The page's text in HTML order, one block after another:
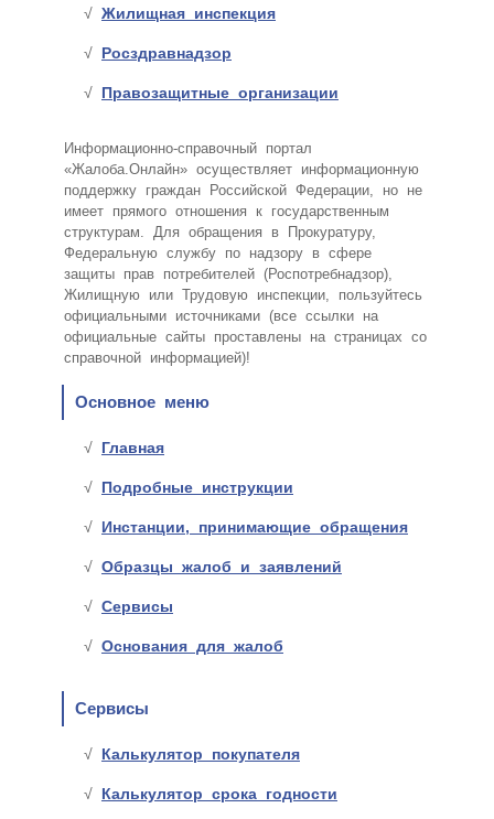
Жилищная инспекция
Росздравнадзор
Правозащитные организации
Информационно-справочный портал
«Жалоба.Онлайн» осуществляет информационную
поддержку граждан Российской Федерации, но не
имеет прямого отношения к государственным
структурам. Для обращения в Прокуратуру,
Федеральную службу по надзору в сфере
защиты прав потребителей (Роспотребнадзор),
Жилищную или Трудовую инспекции, пользуйтесь
официальными источниками (все ссылки на
официальные сайты проставлены на страницах со
справочной информацией)!
Основное меню
Главная
Подробные инструкции
Инстанции, принимающие обращения
Образцы жалоб и заявлений
Сервисы
Основания для жалоб
Сервисы
Калькулятор покупателя
Калькулятор срока годности